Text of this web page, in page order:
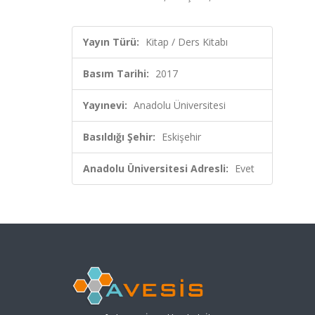
Yayın Türü: Kitap / Ders Kitabı
Basım Tarihi: 2017
Yayınevi: Anadolu Üniversitesi
Basıldığı Şehir: Eskişehir
Anadolu Üniversitesi Adresli: Evet